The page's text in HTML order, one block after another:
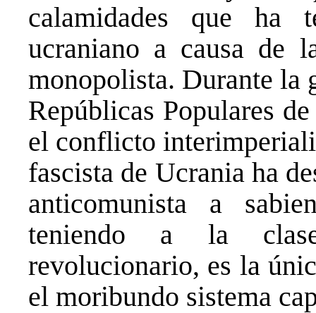
calamidades que ha
ucraniano a causa de
monopolista. Durante la
Repúblicas Populares
el conflicto
fascista de Ucrania ha
anticomunista a
teniendo a la
revolucionario, es la
el moribundo sistema